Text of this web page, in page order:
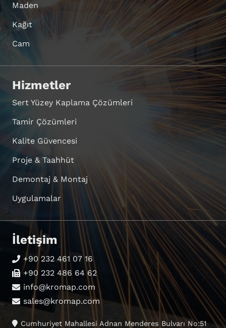
Maden
Kağıt
Cam
Hizmetler
Sert Yüzey Kaplama Çözümleri
Tamir Çözümleri
Kalite Güvencesi
Proje & Taahhüt
Demontaj & Montaj
Uygulamalar
İletişim
+90 232 461 07 16
+90 232 486 64 62
info@kromap.com
sales@kromap.com
Cumhuriyet Mahallesi Adnan Menderes Bulvarı No:51